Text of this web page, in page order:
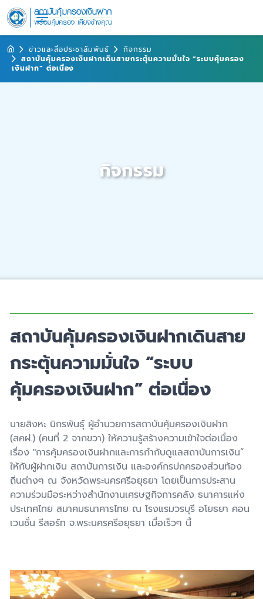
ข่าวและสื่อประชาสัมพันธ์
กิจกรรม
สถาบันคุ้มครองเงินฝากเดินสายกระตุ้นความมั่นใจ “ระบบคุ้มครอง
เงินฝาก” ต่อเนื่อง
กิจกรรม
สถาบันคุ้มครองเงินฝากเดินสาย
กระตุ้นความมั่นใจ “ระบบ
คุ้มครองเงินฝาก” ต่อเนื่อง
นายสิงหะ นิกรพันธุ์ ผู้อำนวยการสถาบันคุ้มครองเงินฝาก
(สคฝ.) (คนที่ 2 จากขวา) ให้ความรู้สร้างความเข้าใจต่อเนื่อง
เรื่อง "การคุ้มครองเงินฝากและการกำกับดูแลสถาบันการเงิน”
ให้กับผู้ฝากเงิน สถาบันการเงิน และองค์กรปกครองส่วนท้อง
ถิ่นต่างๆ ณ จังหวัดพระนครศรีอยุธยา โดยเป็นการประสาน
ความร่วมมือระหว่างสำนักงานเศรษฐกิจการคลัง ธนาคารแห่ง
ประเทศไทย สมาคมธนาคารไทย ณ โรงแรมวรบุรี อโยธยา คอน
เวนชั่น รีสอร์ท จ.พระนครศรีอยุธยา เมื่อเร็วๆ นี้